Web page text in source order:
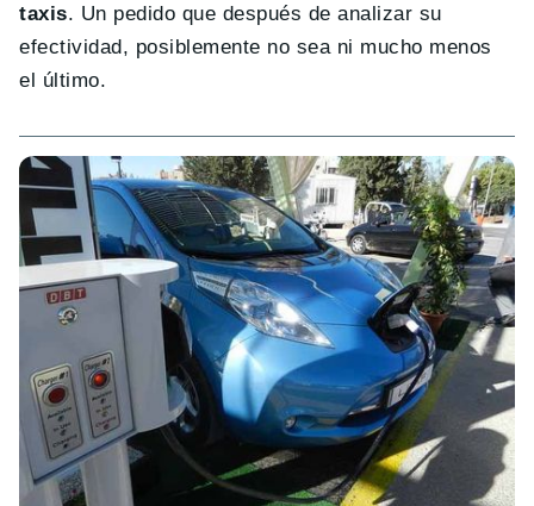
taxis. Un pedido que después de analizar su
efectividad, posiblemente no sea ni mucho menos
el último.